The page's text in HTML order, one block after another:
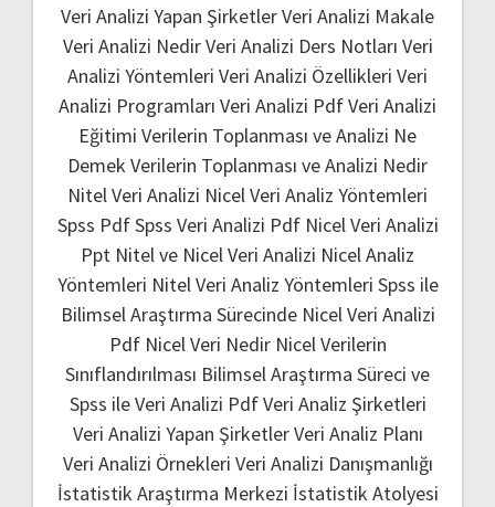
Veri Analizi Yapan ŞirketlerVeri Analizi Makale
Veri Analizi NedirVeri Analizi Ders Notları Veri
Analizi Yöntemleri Veri Analizi Özellikleri Veri
Analizi Programları Veri Analizi PdfVeri Analizi
Eğitimi Verilerin Toplanması ve Analizi Ne
Demek Verilerin Toplanması ve Analizi Nedir
Nitel Veri Analizi Nicel Veri Analiz Yöntemleri
Spss PdfSpss Veri Analizi Pdf Nicel Veri Analizi
Ppt Nitel ve Nicel Veri Analizi Nicel Analiz
Yöntemleri Nitel Veri Analiz Yöntemleri Spss ile
Bilimsel Araştırma Sürecinde Nicel Veri Analizi
Pdf Nicel Veri Nedir Nicel Verilerin
Sınıflandırılması Bilimsel Araştırma Süreci ve
Spss ile Veri Analizi PdfVeri Analiz Şirketleri
Veri Analizi Yapan ŞirketlerVeri Analiz Planı
Veri Analizi Örnekleri Veri Analizi Danışmanlığı
İstatistik Araştırma Merkezi İstatistik Atolyesi